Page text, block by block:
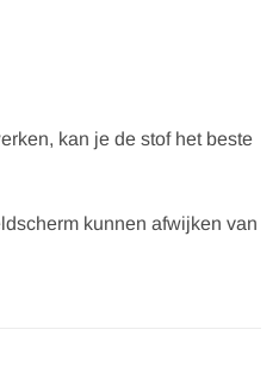
kan je de stof het beste
kunnen afwijken van